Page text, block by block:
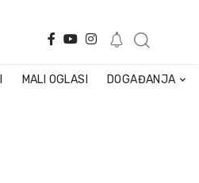
MALI OGLASI DOGAĐANJA